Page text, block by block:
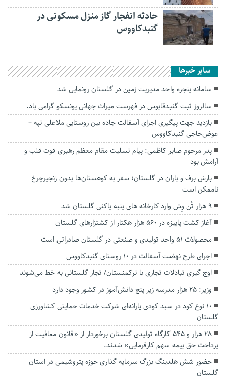
حادثه انفجار گاز منزل مسکونی در
گنبدکاووس
سایر خبرها
سامانه پنجره واحد مدیریت زمین در گلستان رونمایی شد
سالروز ثبت گنبدقابوس در فهرست میراث جهانی یونسکو گرامی باد.
بازدید جهت پیگیری اجرای آسفالت جاده بین روستایی ملاعلی تپه –
عوض‌حاجی گنبدکاووس
پدر مرحوم صابر کاظمی: پیام تسلیت مقام معظم رهبری قوت قلب و
آرامش بود
بارش برف و باران در گلستان؛ سفر به کوهستان‌ها بدون زنجیرچرخ
ناممکن است
۹ هزار تُن وِش وارد کارخانه های پنبه پاکنی گلستان شد
آغاز کشت پاییزه در ۵۶۰ هزار هکتار از کشتزارهای گلستان
محصولات ۵۱ واحد تولیدی و صنعتی در گلستان صادراتی است
اجرای طرح نهضت آسفالت در ۱۰ روستای گنبدکاووس
اوج گیری تبادلات تجاری با ترکمنستان/ تجار گلستانی به خط می‌شوند
وزیر: ۲۵ هزار مدرسه زیر پنج دانش‌آموز در کشور وجود دارد
۱۰ نوع کود در سبد کودی یارانه‌ای شرکت خدمات حمایتی کشاورزی
گلستان
۲۸ هزار و ۵۴۵ کارگاه تولیدی گلستان برخوردار از «قانون معافیت از
پرداخت حق بیمه سهم کارفرمایی» شدند.
حضور شش هلدینگ بزرگ سرمایه گذاری حوزه پتروشیمی در استان
گلستان